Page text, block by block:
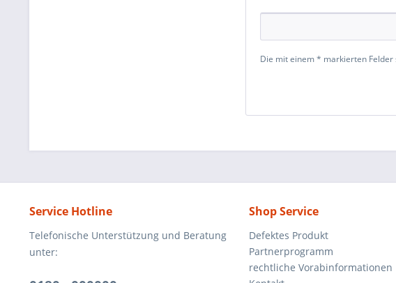
Die mit einem * markierten Felder
Service Hotline
Telefonische Unterstützung und Beratung
unter:
Shop Service
Defektes Produkt
Partnerprogramm
rechtliche Vorabinformationen